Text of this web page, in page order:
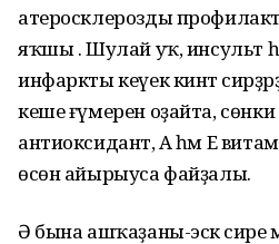
атеросклерозды
яҡшы . Шулай уҡ, инсульт
инфаркты кеүек кинәт
кеше ғүмерен оҙайта,
антиоксидант, А һәм Е
өсөн айырыуса файҙалы.
Ә бына ашҡаҙаны-эсәк сире